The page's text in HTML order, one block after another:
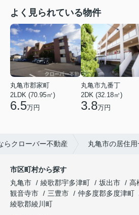
よく見られている物件
丸亀市郡家町
2LDK (70.95㎡)
6.5万円
丸亀市九番丁
2DK (32.18㎡)
3.8万円
らクローバー不動産 丸亀市の居住
市区町村から探す
丸亀市
綾歌郡宇多津町 坂出市 高
観音寺市
三豊市 仲多度郡多度津町
綾歌郡綾川町